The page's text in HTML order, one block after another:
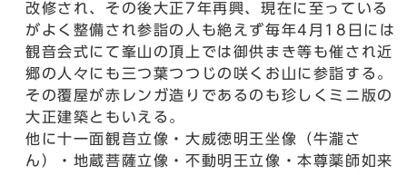
改修され、その後大正7年再興、現在に至っている
がよく整備され参詣の人も絶えず毎年4月18日には
観音会式にて峯山の頂上では御供まき等も催され近
郷の人々にも三つ葉つつじの咲くお山に参詣する。
その覆屋が赤レンガ造りであるのも珍しくミニ版の
大正建築ともいえる。
他に十一面観音立像・大威徳明王坐像（牛瀧さ
ん）・地蔵菩薩立像・不動明王立像・本尊薬師如来